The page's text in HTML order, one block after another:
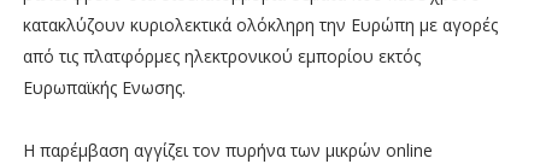
κατακλύζουν κυριολεκτικά ολόκληρη την Ευρώπη με αγορές
από τις πλατφόρμες ηλεκτρονικού εμπορίου εκτός
Ευρωπαϊκής Ενωσης.
Η παρέμβαση αγγίζει τον πυρήνα των μικρών online